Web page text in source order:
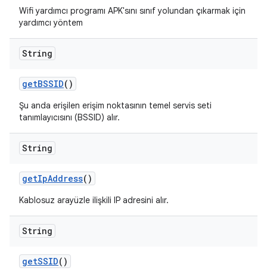
Wifi yardımcı programı APK'sını sınıf yolundan çıkarmak için
yardımcı yöntem
String
getBSSID()
Şu anda erişilen erişim noktasının temel servis seti
tanımlayıcısını (BSSID) alır.
String
getIpAddress()
Kablosuz arayüzle ilişkili IP adresini alır.
String
getSSID()